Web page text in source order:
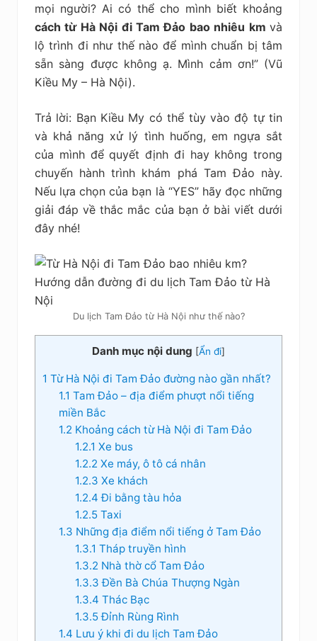
mọi người? Ai có thể cho mình biết khoảng
cách từ Hà Nội đi Tam Đảo bao nhiêu km và
lộ trình đi như thế nào để mình chuẩn bị tâm
sẵn sàng được không ạ. Mình cảm ơn!” (Vũ
Kiều My – Hà Nội).
Trả lời: Bạn Kiều My có thể tùy vào độ tự tin
và khả năng xử lý tình huống, em ngựa sắt
của mình để quyết định đi hay không trong
chuyến hành trình khám phá Tam Đảo này.
Nếu lựa chọn của bạn là “YES” hãy đọc những
giải đáp về thắc mắc của bạn ở bài viết dưới
đây nhé!
Du lịch Tam Đảo từ Hà Nội như thế nào?
Danh mục nội dung [Ẩn đi]
1 Từ Hà Nội đi Tam Đảo đường nào gần nhất?
1.1 Tam Đảo – địa điểm phượt nổi tiếng
miền Bắc
1.2 Khoảng cách từ Hà Nội đi Tam Đảo
1.2.1 Xe bus
1.2.2 Xe máy, ô tô cá nhân
1.2.3 Xe khách
1.2.4 Đi bằng tàu hỏa
1.2.5Taxi
1.3 Những địa điểm nổi tiếng ở Tam Đảo
1.3.1 Tháp truyền hình
1.3.2 Nhà thờ cổ Tam Đảo
1.3.3 Đền Bà Chúa Thượng Ngàn
1.3.4 Thác Bạc
1.3.5Đỉnh Rùng Rình
1.4 Lưu ý khi đi du lịch Tam Đảo